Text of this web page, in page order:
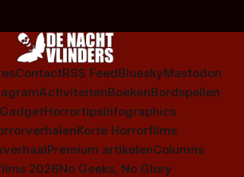
ContactRSS FeedBlueskyMastodon
ActiviteitenBoekenBordspellen
HorrortipsInfographics
Korte Horrorfilms
Premium artikelenColumns
2026No Geeks, No Glory